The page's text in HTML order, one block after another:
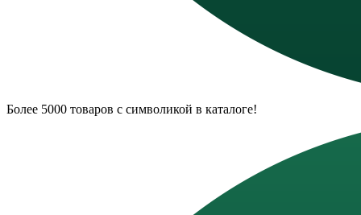
Более 5000 товаров с символикой в каталоге!